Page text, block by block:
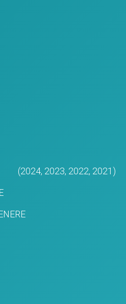
(2024, 2023, 2022, 2021)